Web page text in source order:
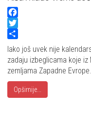
Facebook
Twitter
Share
Iako još uvek nije
zadaju izbeglicama koje
zemljama Zapadne Evrope.
Opširnije...